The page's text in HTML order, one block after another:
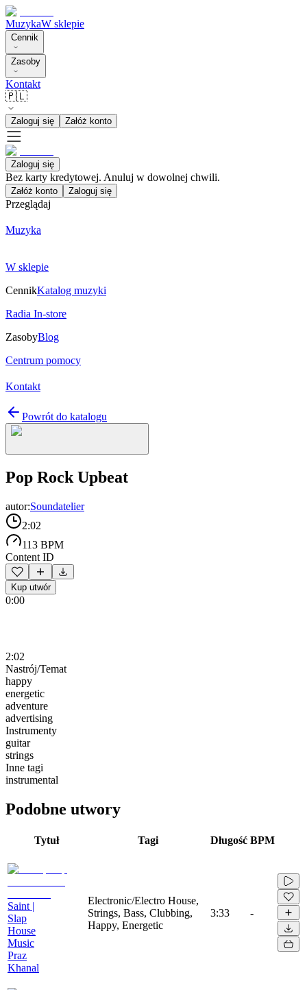
MuzykaW sklepie
Cennik
Zasoby
Kontakt
🇵🇱
Zaloguj się Załóż konto
Zaloguj się
Bez karty kredytowej. Anuluj w dowolnej chwili.
Załóż konto Zaloguj się
Przeglądaj
Muzyka
W sklepie
CennikKatalog muzyki
Radia In-store
ZasobyBlog
Centrum pomocy
Kontakt
Powrót do katalogu
Pop Rock Upbeat
autor:Soundatelier
2:02
113 BPM
Content ID
Kup utwór
0:00
2:02
Nastrój/Temat
happy
energetic
adventure
advertising
Instrumenty
guitar
strings
Inne tagi
instrumental
Podobne utwory
Tytuł Tagi Długość BPM
Saint |
Slap
House
Music
Praz
Khanal
Electronic/Electro House,
Strings, Bass, Clubbing,
Happy, Energetic
3:33 -